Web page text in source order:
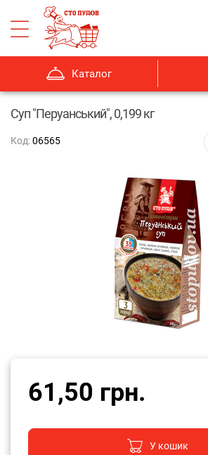
Каталог
Суп "Перуанський", 0,199 кг
Код:06565
61,50 грн.
У кошик